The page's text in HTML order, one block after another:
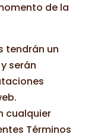
de la
tendrán un
serán
cualquier
Términos